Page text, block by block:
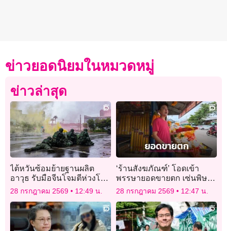
ข่าวยอดนิยมในหมวดหมู่
ข่าวล่าสุด
ไต้หวันซ้อมย้ายฐานผลิต
อาวุธ รับมือจีนโจมตีห่วงโซ่
อุตสาหกรรม
28 กรกฎาคม 2569 12:49 น.
‘ร้านสังฆภัณฑ์’ โอดเข้า
พรรษายอดขายตก เซ่นพิษ
เศรษฐกิจ แถมเจอข่าว ‘ผ้า
ไตรยัดไส้’
28 กรกฎาคม 2569 12:47 น.